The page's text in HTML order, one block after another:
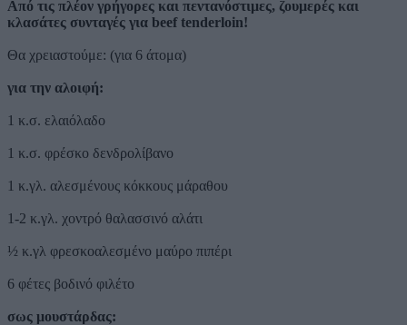
Από τις πλέον γρήγορες και πεντανόστιμες, ζουμερές και
κλασάτες συνταγές για beef tenderloin!
Θα χρειαστούμε: (για 6 άτομα)
για την αλοιφή:
1 κ.σ. ελαιόλαδο
1 κ.σ. φρέσκο δενδρολίβανο
1 κ.γλ. αλεσμένους κόκκους μάραθου
1-2 κ.γλ. χοντρό θαλασσινό αλάτι
½ κ.γλ φρεσκοαλεσμένο μαύρο πιπέρι
6 φέτες βοδινό φιλέτο
σως μουστάρδας: